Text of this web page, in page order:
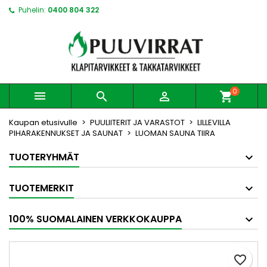
Puhelin: 0400 804 322
   shopping_cart0
Kaupan etusivulle PUULIITERIT JA VARASTOT
LILLEVILLA
PIHARAKENNUKSET JA SAUNAT
LUOMAN SAUNA TIIRA
TUOTERYHMÄT
TUOTEMERKIT
100% SUOMALAINEN VERKKOKAUPPA
favorite_border